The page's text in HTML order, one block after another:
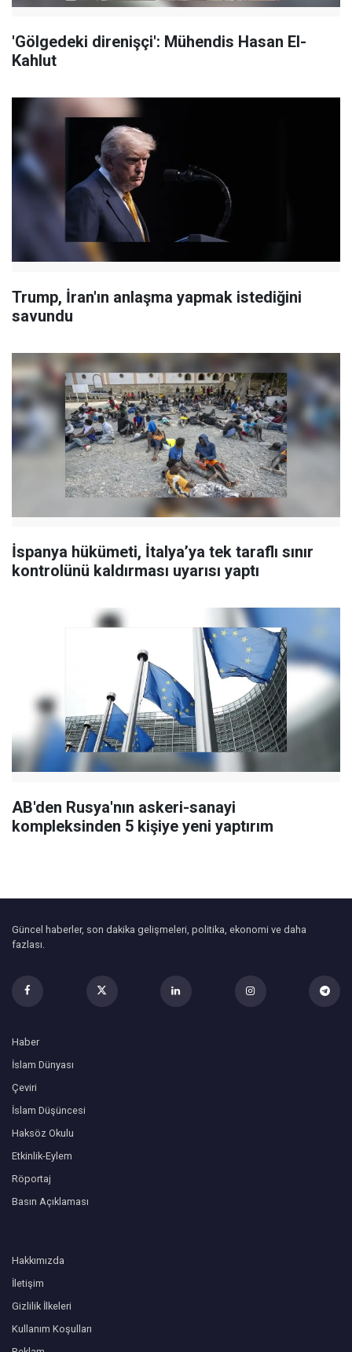
'Gölgedeki direnişçi': Mühendis Hasan El-
Kahlut
Trump, İran'ın anlaşma yapmak istediğini
savundu
İspanya hükümeti, İtalya’ya tek taraflı sınır
kontrolünü kaldırması uyarısı yaptı
AB'den Rusya'nın askeri-sanayi
kompleksinden 5 kişiye yeni yaptırım
Güncel haberler, son dakika gelişmeleri, politika, ekonomi ve daha
fazlası.
Haber
İslam Dünyası
Çeviri
İslam Düşüncesi
Haksöz Okulu
Etkinlik-Eylem
Röportaj
Basın Açıklaması
Hakkımızda
İletişim
Gizlilik İlkeleri
Kullanım Koşulları